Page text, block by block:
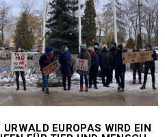
URWALD EUROPAS WIRD EIN